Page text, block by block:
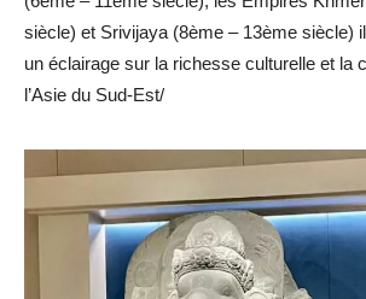
siècle) et Srivijaya (8ème – 13ème siècle)
un éclairage sur la richesse culturelle et la
l’Asie du Sud-Est/